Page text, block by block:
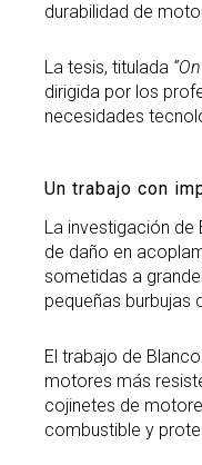
durabilidad de
La tesis, titulada
dirigida por los
necesidades
Un trabajo con
La investigación
de daño en
sometidas a
pequeñas burbujas
El trabajo de
motores más
cojinetes de
combustible y